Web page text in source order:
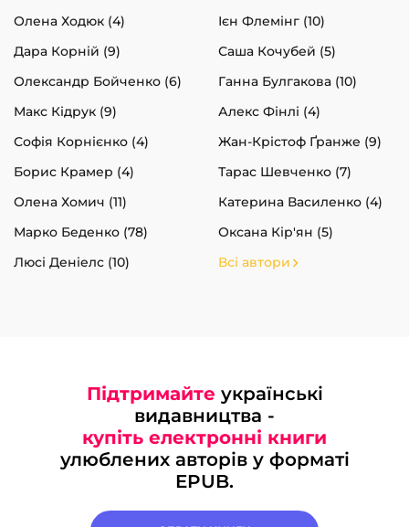
Олена Ходюк (4)
Ієн Флемінг (10)
Дара Корній (9)
Саша Кочубей (5)
Олександр Бойченко (6)
Ганна Булгакова (10)
Макс Кідрук (9)
Алекс Фінлі (4)
Софія Корнієнко (4)
Жан-Крістоф Ґранже (9)
Борис Крамер (4)
Тарас Шевченко (7)
Олена Хомич (11)
Катерина Василенко (4)
Марко Беденко (78)
Оксана Кір'ян (5)
Люсі Деніелс (10)
Всі автори
Підтримайте українські
видавництва -
купіть електронні книги
улюблених авторів у форматі
EPUB.